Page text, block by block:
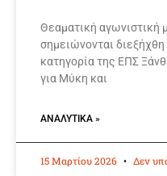
Θεαματική αγωνιστική
σημειώνονται
κατηγορία της ΕΠΣ
για Μύκη και
ΑΝΑΛΥΤΙΚΆ »
15 Μαρτίου 2026 Δεν